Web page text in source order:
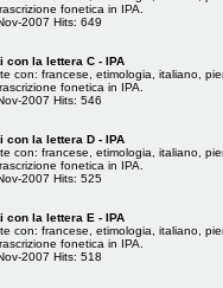
fonetica in IPA.
2007 Hits: 649
con la lettera C - IPA
con: francese, etimologia, italiano,
fonetica in IPA.
2007 Hits: 546
con la lettera D - IPA
con: francese, etimologia, italiano,
fonetica in IPA.
2007 Hits: 525
con la lettera E - IPA
con: francese, etimologia, italiano,
fonetica in IPA.
2007 Hits: 518